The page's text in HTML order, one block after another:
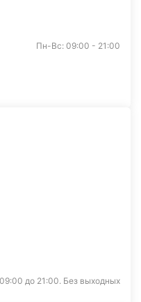
Пн-Вс: 09:00 - 21:00
до 21:00. Без выходных